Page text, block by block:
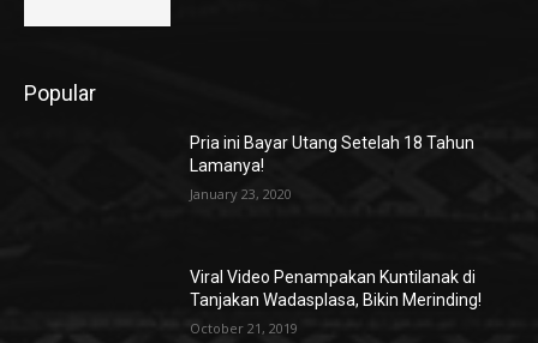
Popular
Pria ini Bayar Utang Setelah 18 Tahun
Lamanya!
January 23, 2020
Viral Video Penampakan Kuntilanak di
Tanjakan Wadasplasa, Bikin Merinding!
October 21, 2019